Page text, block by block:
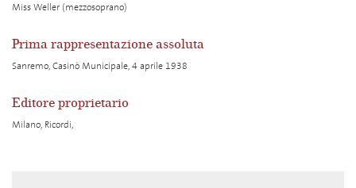
Miss Weller (mezzosoprano)
Prima rappresentazione assoluta
Sanremo, Casinò Municipale, 4 aprile 1938
Editore proprietario
Milano, Ricordi,